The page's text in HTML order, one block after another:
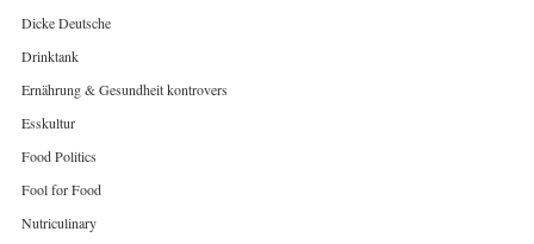
Dicke Deutsche
Drinktank
Ernährung & Gesundheit kontrovers
Esskultur
Food Politics
Fool for Food
Nutriculinary